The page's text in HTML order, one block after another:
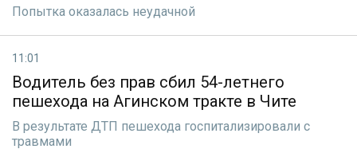
Попытка оказалась неудачной
11:01
Водитель без прав сбил 54-летнего
пешехода на Агинском тракте в Чите
В результате ДТП пешехода госпитализировали с
травмами